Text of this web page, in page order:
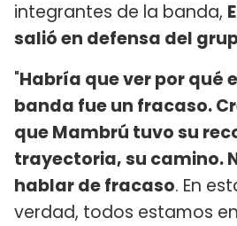
integrantes de la banda,
salió en defensa del
"Habría que ver por qué
banda fue un fracaso.
que Mambrú tuvo su
trayectoria, su camino.
hablar de fracaso. En
verdad, todos estamos